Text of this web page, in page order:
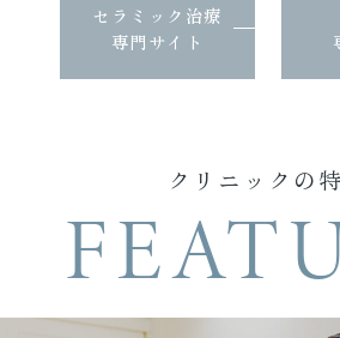
セラミック治療
専門サイト
クリニックの